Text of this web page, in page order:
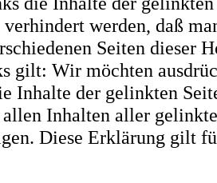
werden, daß
Seiten dieser
gilt: Wir möchten
Inhalte der gelinkten
Inhalten aller
Diese Erklärung gilt